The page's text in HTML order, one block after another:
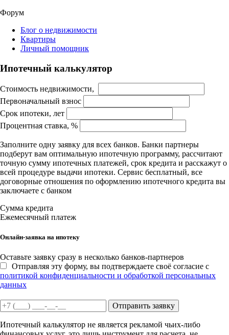
Форум
Блог о недвижимости
Квартиры
Личный помощник
Ипотечный калькулятор
Стоимость недвижимости,
Первоначальный взнос
Срок ипотеки, лет
Процентная ставка, %
Заполните одну заявку для всех банков. Банки партнеры
подберут вам оптимальную ипотечную программу, рассчитают
точную сумму ипотечных платежей, срок кредита и расскажут о
всей процедуре выдачи ипотеки. Сервис бесплатный, все
договорные отношения по оформлению ипотечного кредита вы
заключаете с банком
Сумма кредита
Ежемесячный платеж
Онлайн-заявка на ипотеку
Оставьте заявку сразу в несколько банков-партнеров
Отправляя эту форму, вы подтверждаете своё согласие с
политикой конфиденциальности и обработкой персональных
данных
Отправить заявку
Ипотечный калькулятор не является рекламой чьих-либо